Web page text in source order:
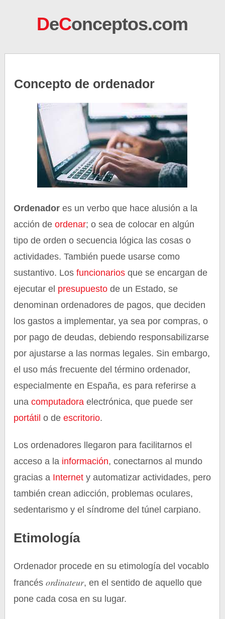
DeConceptos.com
Concepto de ordenador
Ordenador es un verbo que hace alusión a la
acción deordenar; o sea de colocar en algún
tipo de orden o secuencia lógica las cosas o
actividades. También puede usarse como
sustantivo. Los funcionarios que se encargan de
ejecutar el presupuesto de un Estado, se
denominan ordenadores de pagos, que deciden
los gastos a implementar, ya sea por compras, o
por pago de deudas, debiendo responsabilizarse
por ajustarse a las normas legales. Sin embargo,
el uso más frecuente del término ordenador,
especialmente en España, es para referirse a
unacomputadora electrónica, que puede ser
portátil o de escritorio.
Los ordenadores llegaron para facilitarnos el
acceso a la información, conectarnos al mundo
gracias a Internet y automatizar actividades, pero
también crean adicción, problemas oculares,
sedentarismo y el síndrome del túnel carpiano.
Etimología
Ordenador procede en su etimología del vocablo
francésordinateur, en el sentido de aquello que
pone cada cosa en su lugar.